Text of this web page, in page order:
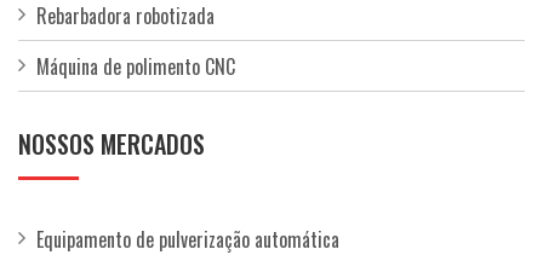
Rebarbadora robotizada
Máquina de polimento CNC
NOSSOS MERCADOS
Equipamento de pulverização automática